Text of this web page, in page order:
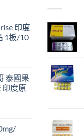
印度
1板/10
泰國果
印度原